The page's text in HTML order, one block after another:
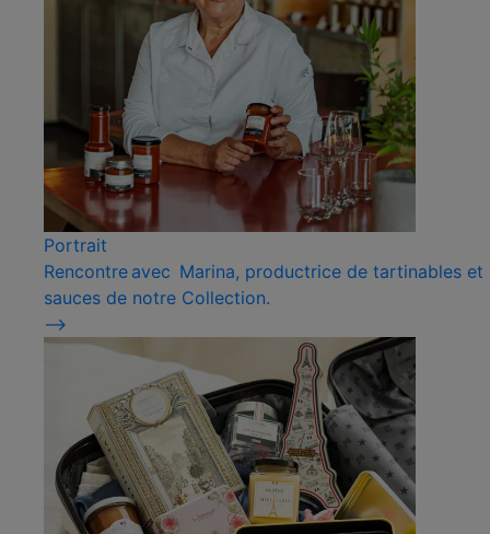
Portrait
Rencontre avec Marina, productrice de tartinables et
sauces de notre Collection.
⟶